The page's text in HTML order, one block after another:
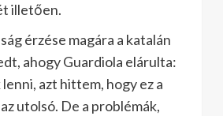
illetően.
érzése magára a katalán
ahogy Guardiola elárulta:
azt hittem, hogy ez a
utolsó. De a problémák,